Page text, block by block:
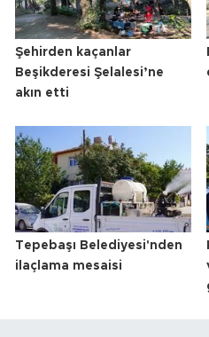
Şehirden kaçanlar
Beşikderesi Şelalesi’ne
akın etti
Tepebaşı Belediyesi'nden
ilaçlama mesaisi